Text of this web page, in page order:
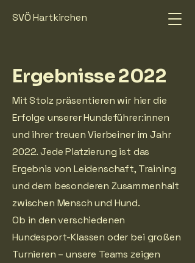
SVÖ Hartkirchen
Ergebnisse 2022
Mit Stolz präsentieren wir hier die
Erfolge unserer Hundeführer:innen
und ihrer treuen Vierbeiner im Jahr
2022. Jede Platzierung ist das
Ergebnis von Leidenschaft, Training
und dem besonderen Zusammenhalt
zwischen Mensch und Hund.
Ob in den verschiedenen
Hundesport-Klassen oder bei großen
Turnieren – unsere Teams zeigen